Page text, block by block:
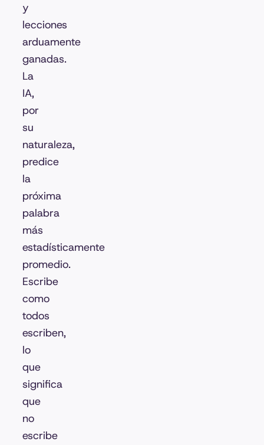
y
lecciones
arduamente
ganadas.
La
IA,
por
su
naturaleza,
predice
la
próxima
palabra
más
estadísticamente
promedio.
Escribe
como
todos
escriben,
lo
que
significa
que
no
escribe